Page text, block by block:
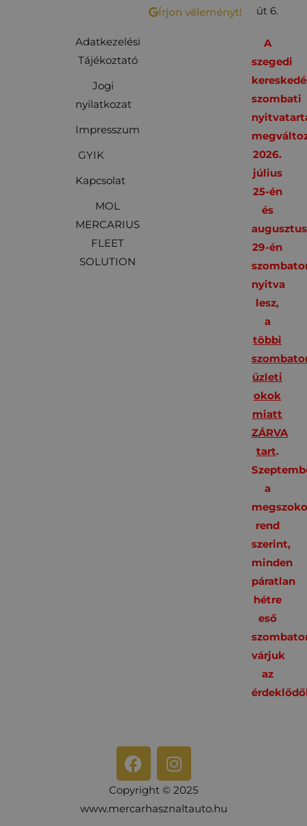
Adatkezelési
Tájékoztató
Jogi
nyilatkozat
Impresszum
GYIK
Kapcsolat
MOL
MERCARIUS
FLEET
SOLUTION
Írjon véleményt!
út 6.
A
szegedi
szombati
2026.
július
25-én
és
augusztus
29-én
nyitva
lesz,
a
többi
üzleti
okok
miatt
ZÁRVA
tart.
a
rend
szerint,
minden
páratlan
hétre
eső
várjuk
az
Copyright © 2025
www.mercarhasznaltauto.hu